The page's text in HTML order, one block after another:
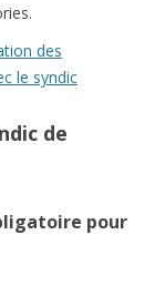
des
le syndic
de
pour